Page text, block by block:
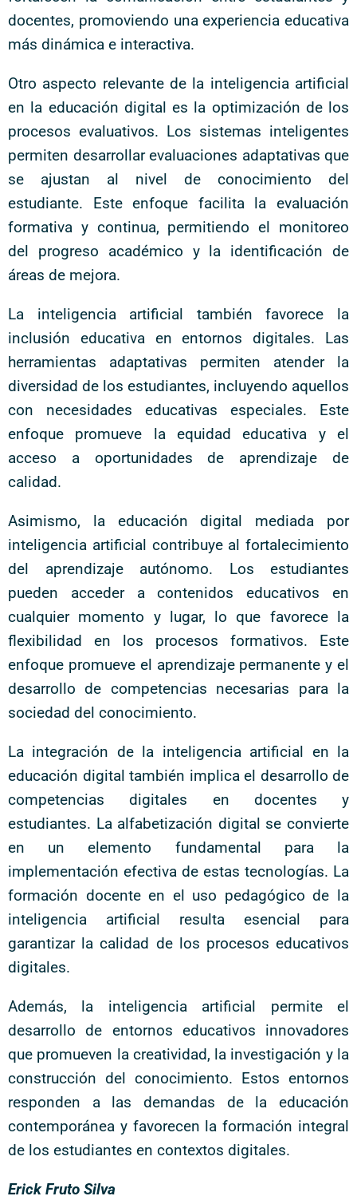
docentes, promoviendo una experiencia educativa
más dinámica e interactiva.
Otro aspecto relevante de la inteligencia artificial
en la educación digital es la optimización de los
procesos evaluativos. Los sistemas inteligentes
permiten desarrollar evaluaciones adaptativas que
se ajustan al nivel de conocimiento del
estudiante. Este enfoque facilita la evaluación
formativa y continua, permitiendo el monitoreo
del progreso académico y la identificación de
áreas de mejora.
La inteligencia artificial también favorece la
inclusión educativa en entornos digitales. Las
herramientas adaptativas permiten atender la
diversidad de los estudiantes, incluyendo aquellos
con necesidades educativas especiales. Este
enfoque promueve la equidad educativa y el
acceso a oportunidades de aprendizaje de
calidad.
Asimismo, la educación digital mediada por
inteligencia artificial contribuye al fortalecimiento
del aprendizaje autónomo. Los estudiantes
pueden acceder a contenidos educativos en
cualquier momento y lugar, lo que favorece la
flexibilidad en los procesos formativos. Este
enfoque promueve el aprendizaje permanente y el
desarrollo de competencias necesarias para la
sociedad del conocimiento.
La integración de la inteligencia artificial en la
educación digital también implica el desarrollo de
competencias digitales en docentes y
estudiantes. La alfabetización digital se convierte
en un elemento fundamental para la
implementación efectiva de estas tecnologías. La
formación docente en el uso pedagógico de la
inteligencia artificial resulta esencial para
garantizar la calidad de los procesos educativos
digitales.
Además, la inteligencia artificial permite el
desarrollo de entornos educativos innovadores
que promueven la creatividad, la investigación y la
construcción del conocimiento. Estos entornos
responden a las demandas de la educación
contemporánea y favorecen la formación integral
de los estudiantes en contextos digitales.
Erick Fruto Silva